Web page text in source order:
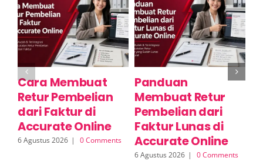
Cara Membuat
Retur Pembelian
dari Faktur di
Accurate Online
6 Agustus 2026 | 0 Comments
Panduan
Membuat Retur
Pembelian dari
Faktur Lunas di
Accurate Online
6 Agustus 2026 | 0 Comments